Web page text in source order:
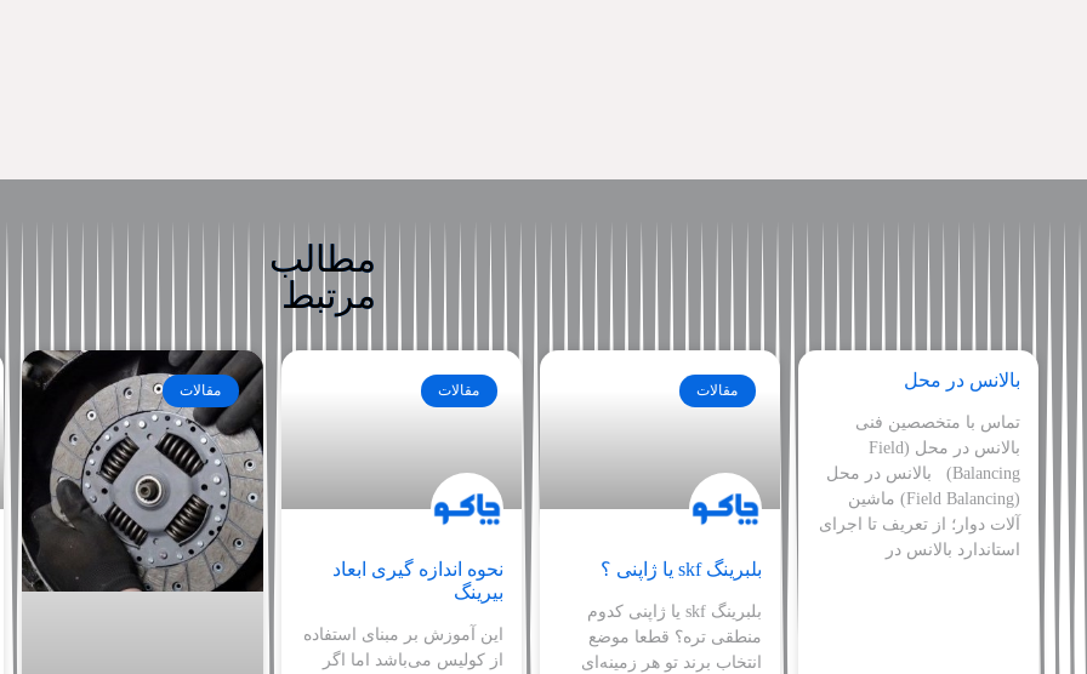
مطالب
مرتبط
بالانس در محل
تماس با متخصصین فنی
بالانس در محل (Field
Balancing) بالانس در محل
(Field Balancing) ماشین
آلات دوار؛ از تعریف تا اجرای
استاندارد بالانس در
مقالات
بلبرینگ skf یا ژاپنی ؟
بلبرینگ skf یا ژاپنی کدوم
منطقی تره؟ قطعا موضع
انتخاب برند تو هر زمینه‌ای
مقالات
نحوه اندازه گیری ابعاد
بیرینگ
این آموزش بر مبنای استفاده
از کولیس می‌باشد اما اگر
مقالات